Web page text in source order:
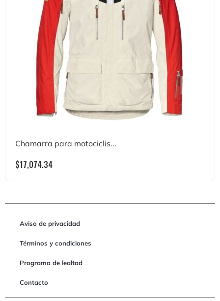
Chamarra para motociclis...
$17,074.34
Aviso de privacidad
Términos y condiciones
Programa de lealtad
Contacto